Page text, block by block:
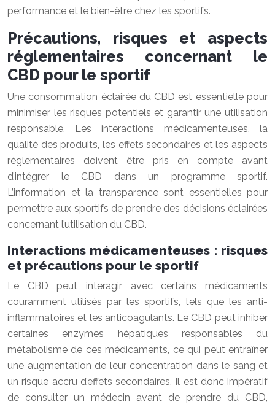
performance et le bien-être chez les sportifs.
Précautions, risques et aspects
réglementaires concernant le
CBD pour le sportif
Une consommation éclairée du CBD est essentielle pour
minimiser les risques potentiels et garantir une utilisation
responsable. Les interactions médicamenteuses, la
qualité des produits, les effets secondaires et les aspects
réglementaires doivent être pris en compte avant
d’intégrer le CBD dans un programme sportif.
L’information et la transparence sont essentielles pour
permettre aux sportifs de prendre des décisions éclairées
concernant l’utilisation du CBD.
Interactions médicamenteuses : risques
et précautions pour le sportif
Le CBD peut interagir avec certains médicaments
couramment utilisés par les sportifs, tels que les anti-
inflammatoires et les anticoagulants. Le CBD peut inhiber
certaines enzymes hépatiques responsables du
métabolisme de ces médicaments, ce qui peut entraîner
une augmentation de leur concentration dans le sang et
un risque accru d’effets secondaires. Il est donc impératif
de consulter un médecin avant de prendre du CBD,